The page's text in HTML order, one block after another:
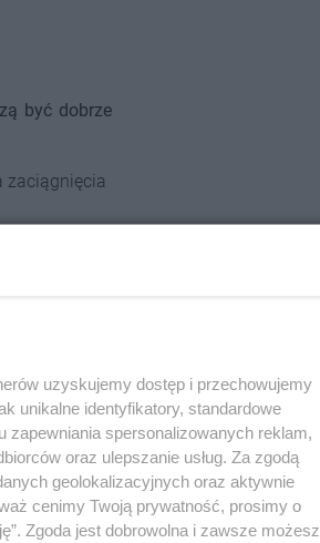
być dobrze
zaciągnięcia
przed
prawnika
uzyskujemy dostęp i przechowujemy
unikalne identyfikatory, standardowe
zapewniania spersonalizowanych reklam,
oraz ulepszanie usług. Za zgodą
geolokalizacyjnych oraz aktywnie
cenimy Twoją prywatność, prosimy o
Zgoda jest dobrowolna i zawsze możesz